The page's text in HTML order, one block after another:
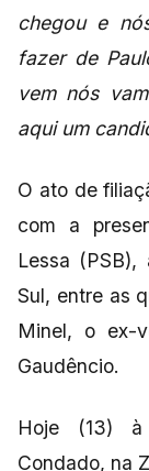
chegou e
fazer de
vem nós
aqui um
O ato de
com a
Lessa
Sul, entre as
Minel, o ex-
Gaudêncio.
Hoje (13)
Condado, na